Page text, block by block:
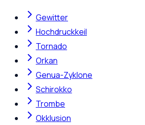
Gewitter
Hochdruckkeil
Tornado
Orkan
Genua-Zyklone
Schirokko
Trombe
Okklusion